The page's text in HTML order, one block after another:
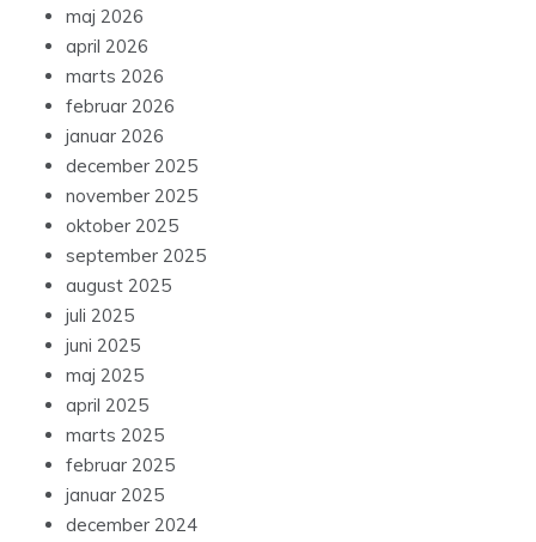
maj 2026
april 2026
marts 2026
februar 2026
januar 2026
december 2025
november 2025
oktober 2025
september 2025
august 2025
juli 2025
juni 2025
maj 2025
april 2025
marts 2025
februar 2025
januar 2025
december 2024